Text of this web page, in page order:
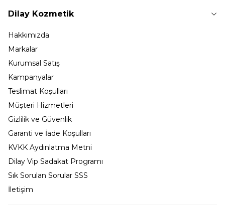
Dilay Kozmetik
Hakkımızda
Markalar
Kurumsal Satış
Kampanyalar
Teslimat Koşulları
Müşteri Hizmetleri
Gizlilik ve Güvenlik
Garanti ve İade Koşulları
KVKK Aydınlatma Metni
Dilay Vip Sadakat Programı
Sık Sorulan Sorular SSS
İletişim